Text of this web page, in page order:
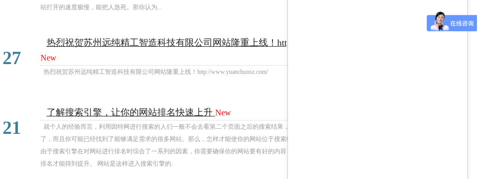
站打开的速度极慢，能把人急死。那你认为...
27
热烈祝贺苏州远纯精工智造科技有限公司网站隆重上线！http://www.yuanchunsz.com/
New
热烈祝贺苏州远纯精工智造科技有限公司网站隆重上线！http://www.yuanchunsz.com/
21
了解搜索引擎，让你的网站排名快速上升 New
就个人的经验而言，利用因特网进行搜索的人们一般不会去看第二个页面之后的搜索结果，因为这些页面的相关性已经大大降低
了，而且你可能已经找到了能够满足需求的很多网站。那么，怎样才能使你的网站位于搜索结果的前部呢?这是个极有价值的问题。
由于搜索引擎在对网站进行排名时综合了一系列的因素，你需要确保你的网站要有好的内容，关键词分布得当，界面友好，这样网站
排名才能得到提升。 网站是这样进入搜索引擎的: